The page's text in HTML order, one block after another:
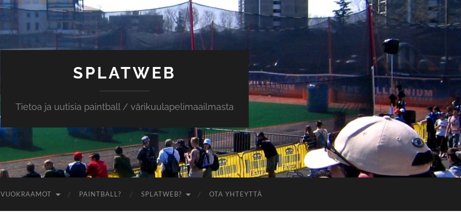
SPLATWEB
Tietoa ja uutisia paintball / värikuulapelimaailmasta
VUOKRAAMOT PAINTBALL? SPLATWEB? OTA YHTEYTTÄ